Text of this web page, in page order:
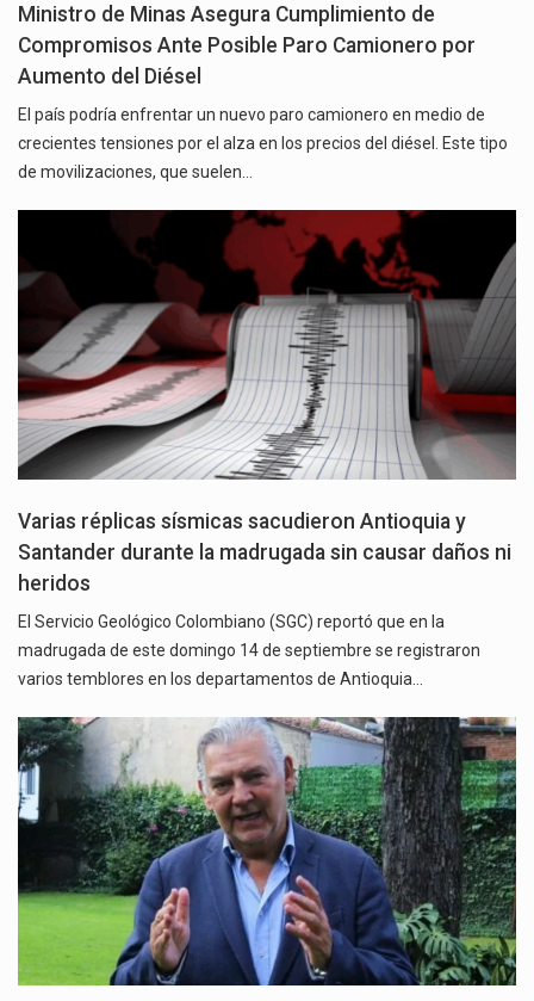
Ministro de Minas Asegura Cumplimiento de
Compromisos Ante Posible Paro Camionero por
Aumento del Diésel
El país podría enfrentar un nuevo paro camionero en medio de
crecientes tensiones por el alza en los precios del diésel. Este tipo
de movilizaciones, que suelen…
Varias réplicas sísmicas sacudieron Antioquia y
Santander durante la madrugada sin causar daños ni
heridos
El Servicio Geológico Colombiano (SGC) reportó que en la
madrugada de este domingo 14 de septiembre se registraron
varios temblores en los departamentos de Antioquia…